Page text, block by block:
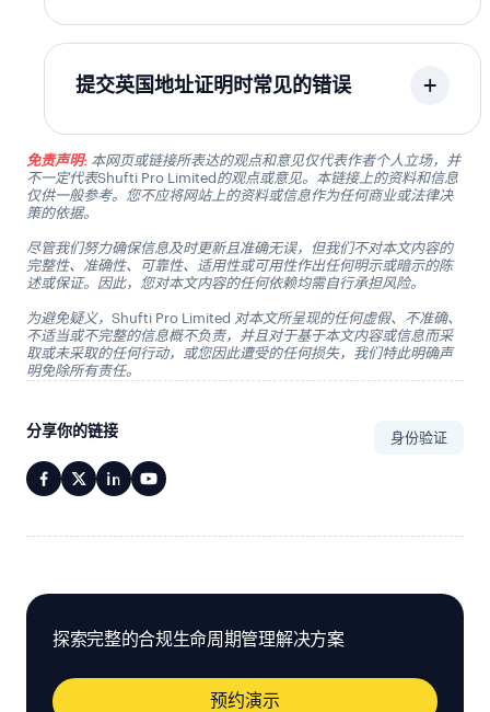
提交英国地址证明时常见的错误
免责声明: 本网页或链接所表达的观点和意见仅代表作者个人立场，并
不一定代表Shufti Pro Limited的观点或意见。本链接上的资料和信息
仅供一般参考。您不应将网站上的资料或信息作为任何商业或法律决
策的依据。
尽管我们努力确保信息及时更新且准确无误，但我们不对本文内容的
完整性、准确性、可靠性、适用性或可用性作出任何明示或暗示的陈
述或保证。因此，您对本文内容的任何依赖均需自行承担风险。
为避免疑义，Shufti Pro Limited 对本文所呈现的任何虚假、不准确、
不适当或不完整的信息概不负责，并且对于基于本文内容或信息而采
取或未采取的任何行动，或您因此遭受的任何损失，我们特此明确声
明免除所有责任。
分享你的链接 身份验证
探索完整的合规生命周期管理解决方案
预约演示